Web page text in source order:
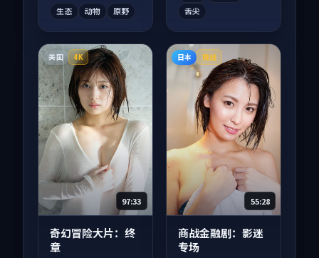
生态 动物 原野
舌尖
美国 4K
97:33
奇幻冒险大片：终
章
日本 院线
55:28
商战金融剧：影迷
专场